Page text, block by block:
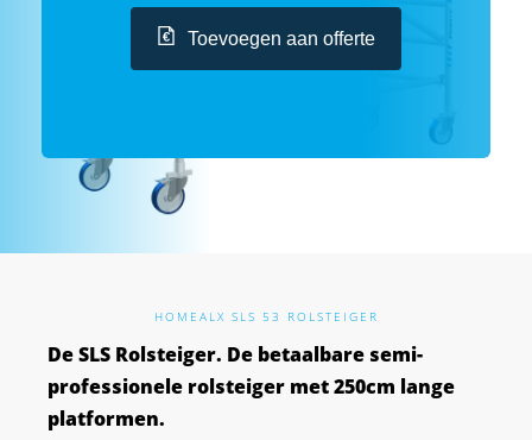
Toevoegen aan offerte
HOME ALX SLS 53 ROLSTEIGER
De SLS Rolsteiger. De betaalbare semi-
professionele rolsteiger met 250cm lange
platformen.